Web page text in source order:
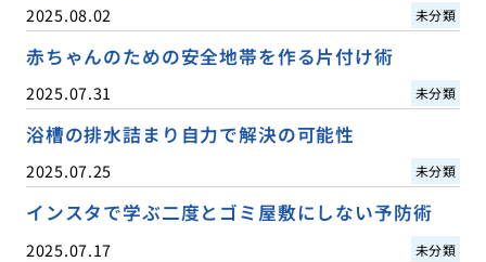
2025.08.02 未分類
赤ちゃんのための安全地帯を作る片付け術
2025.07.31 未分類
浴槽の排水詰まり自力で解決の可能性
2025.07.25 未分類
インスタで学ぶ二度とゴミ屋敷にしない予防術
2025.07.17 未分類